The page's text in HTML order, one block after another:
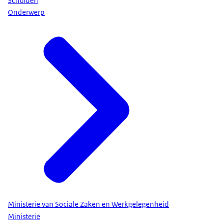
Onderwerp
Ministerie van Sociale Zaken en Werkgelegenheid
Ministerie